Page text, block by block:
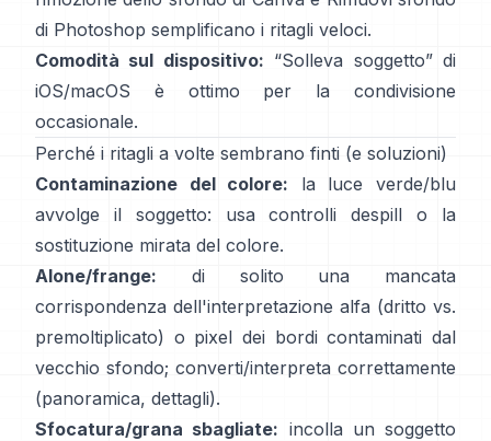
di Photoshop semplificano i ritagli veloci.
Comodità sul dispositivo: “Solleva soggetto” di
iOS/macOS è ottimo per la condivisione
occasionale.
Perché i ritagli a volte sembrano finti (e soluzioni)
Contaminazione del colore: la luce verde/blu
avvolge il soggetto: usa
controlli despill o la
sostituzione mirata del colore.
Alone/frange: di solito una mancata
corrispondenza dell'interpretazione alfa (dritto vs.
premoltiplicato) o pixel dei bordi contaminati dal
vecchio sfondo; converti/interpreta correttamente
(panoramica, dettagli).
Sfocatura/grana sbagliate: incolla un soggetto